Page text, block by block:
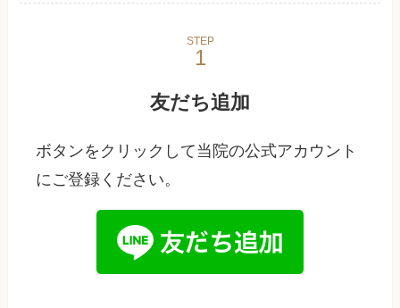
STEP
友だち追加
ボタンをクリックして当院の公式アカウント
にご登録ください。